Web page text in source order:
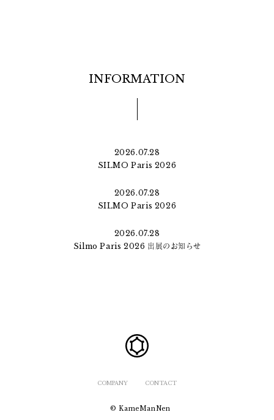
INFORMATION
2026.07.28
SILMO Paris 2026
2026.07.28
SILMO Paris 2026
2026.07.28
Silmo Paris 2026 出展のお知らせ
COMPANY CONTACT
© KameManNen